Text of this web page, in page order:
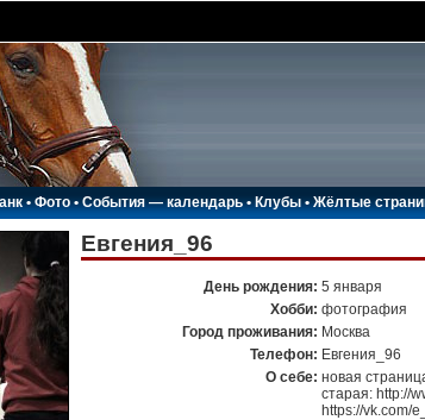
•Фото•События — календарь•Клубы •Жёлтые
Евгения_96
День рождения: 5 января
Хобби: фотография
Город проживания: Москва
Телефон: Евгения_96
О себе: новая
старая: http://
https://vk.com/